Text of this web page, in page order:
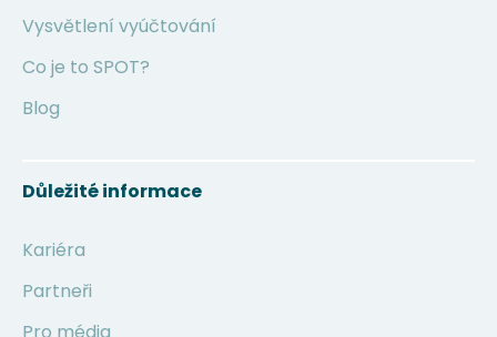
Vysvětlení vyúčtování
Co je to SPOT?
Blog
Důležité informace
Kariéra
Partneři